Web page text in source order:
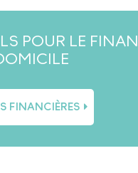
POUR LE
FINANCIÈRES